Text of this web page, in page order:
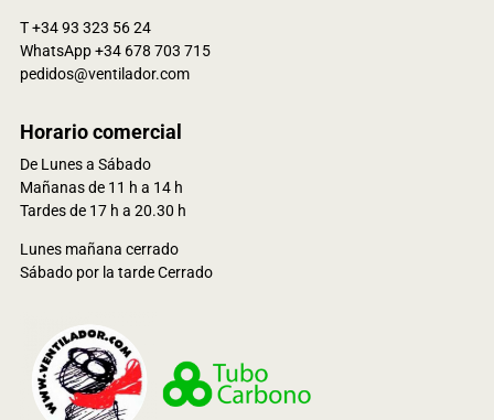
T +34 93 323 56 24
WhatsApp +34 678 703 715
pedidos@ventilador.com
Horario comercial
De Lunes a Sábado
Mañanas de 11 h a 14 h
Tardes de 17 h a 20.30 h
Lunes mañana cerrado
Sábado por la tarde Cerrado